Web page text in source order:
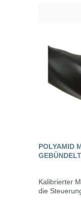
POLYAMID
Kalibrierter
die